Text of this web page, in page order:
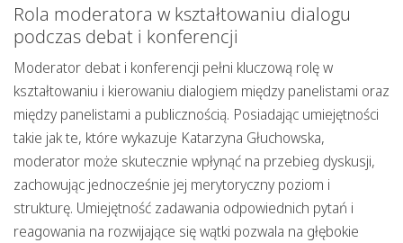
Rola moderatora w kształtowaniu dialogu
podczas debat i konferencji
Moderator debat i konferencji pełni kluczową rolę w
kształtowaniu i kierowaniu dialogiem między panelistami oraz
między panelistami a publicznością. Posiadając umiejętności
takie jak te, które wykazuje Katarzyna Głuchowska,
moderator może skutecznie wpłynąć na przebieg dyskusji,
zachowując jednocześnie jej merytoryczny poziom i
strukturę. Umiejętność zadawania odpowiednich pytań i
reagowania na rozwijające się wątki pozwala na głębokie